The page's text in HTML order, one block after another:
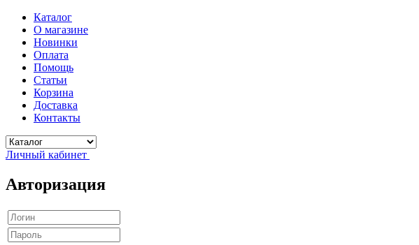
Каталог
О магазине
Новинки
Оплата
Помощь
Статьи
Корзина
Доставка
Контакты
Личный кабинет
Авторизация